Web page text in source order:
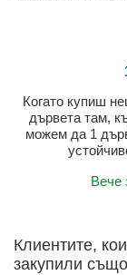
Когато купиш
дървета там,
можем да 1
Вече
Клиентите,
закупили също